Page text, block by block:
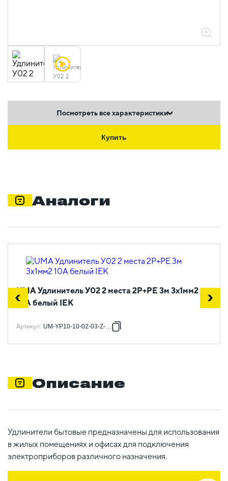
Посмотреть все характеристики
Купить
Аналоги
UMA Удлинитель У02 2 места 2P+PE 3м 3х1мм2
10А белый IEK
Артикул: UM-YP10-10-02-03-Z-K01
Описание
Удлинители бытовые предназначены для использования
в жилых помещениях и офисах для подключения
электроприборов различного назначения.